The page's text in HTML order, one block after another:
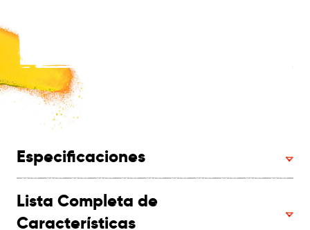
Especificaciones
Lista Completa de
Características